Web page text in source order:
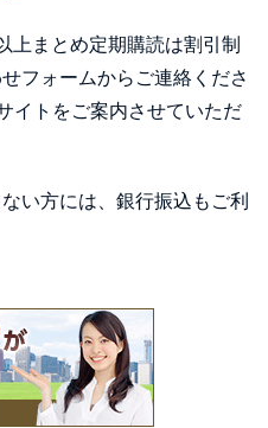
まとめ定期購読は割引制
フォームからご連絡くださ
イトをご案内させていただ
い方には、銀行振込もご利